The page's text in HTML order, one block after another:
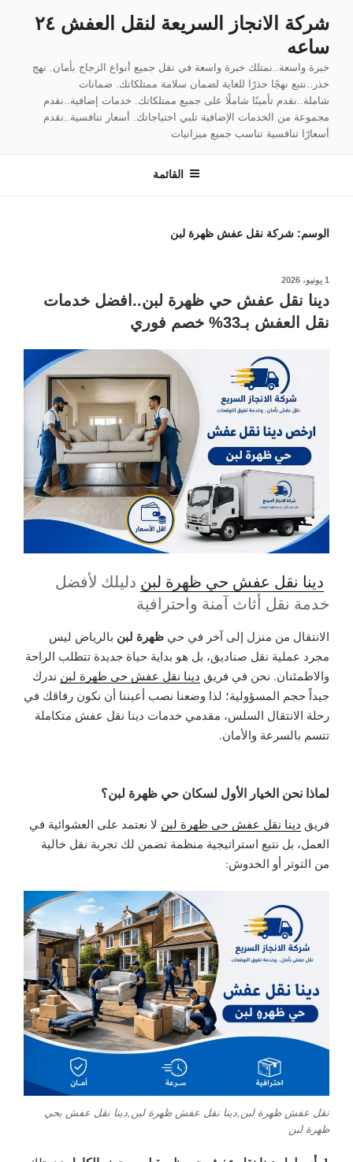
المحتوى
شركة الانجاز السريعة لنقل العفش ٢٤
ساعه
خبرة واسعة..نمتلك خبرة واسعة في نقل جميع أنواع الزجاج بأمان. نهج
حذر..نتبع نهجًا حذرًا للغاية لضمان سلامة ممتلكاتك. ضمانات
شاملة..نقدم تأمينًا شاملًا على جميع ممتلكاتك. خدمات إضافية..نقدم
مجموعة من الخدمات الإضافية تلبي احتياجاتك. أسعار تنافسية..نقدم
أسعارًا تنافسية تناسب جميع ميزانيات
القائمة
الوسم: شركة نقل عفش ظهرة لبن
نُشر1 يونيو، 2026
دينا نقل عفش حي ظهرة لبن..افضل خدمات
نقل العفش بـ33% خصم فوري
دينا نقل عفش حي ظهرة لبن دليلك لأفضل
خدمة نقل أثاث آمنة واحترافية
الانتقال من منزل إلى آخر في حي ظهرة لبن بالرياض ليس
مجرد عملية نقل صناديق، بل هو بداية حياة جديدة تتطلب الراحة
والاطمئنان. نحن في فريق دينا نقل عفش حي ظهرة لبن ندرك
جيداً حجم المسؤولية؛ لذا وضعنا نصب أعيننا أن نكون رفاقك في
رحلة الانتقال السلس، مقدمي خدمات دينا نقل عفش متكاملة
تتسم بالسرعة والأمان.
لماذا نحن الخيار الأول لسكان حي ظهرة لبن؟
فريق دينا نقل عفش حي ظهرة لبن لا نعتمد على العشوائية في
العمل، بل نتبع استراتيجية منظمة تضمن لك تجربة نقل خالية
من التوتر أو الخدوش:
نقل عفش ظهرة لبن,دينا نقل عفش ظهرة لبن,دينا نقل عفش بحي
ظهرة لبن